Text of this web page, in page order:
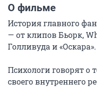
О фильме
История главного
— от клипов Бьорк,
Голливуда и «Оскара».
Психологи говорят о
своего внутреннего